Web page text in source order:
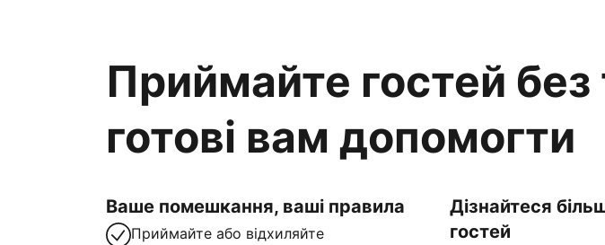
Приймайте гостей
готові вам допомогти
Ваше помешкання, ваші правила
Приймайте або відхиляйте
Дізнайтеся
гостей